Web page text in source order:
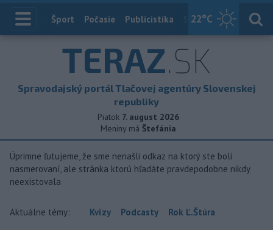
22°C
Index
Šport Počasie Publicistika Slovensko
TERAZ.SK
Spravodajský portál Tlačovej agentúry Slovenskej
republiky
Piatok 7. august 2026
Meniny má Štefánia
Úprimne ľutujeme, že sme nenašli odkaz na ktorý ste boli
nasmerovaní, ale stránka ktorú hľadáte pravdepodobne nikdy
neexistovala
Aktuálne témy: Kvízy Podcasty Rok Ľ.Štúra